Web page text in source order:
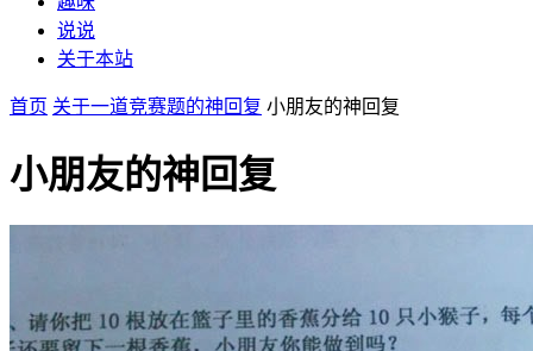
说说
关于本站
首页 关于一道竞赛题的神回复 小朋友的神回复
小朋友的神回复